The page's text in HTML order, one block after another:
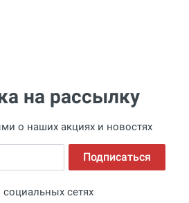
на рассылку
о наших акциях и новостях
Подписаться
сетях